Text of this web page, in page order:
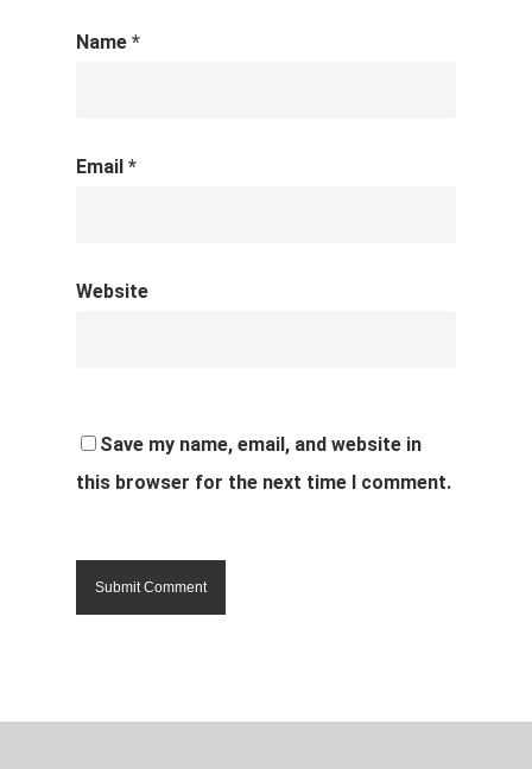
Name *
Email *
Website
Save my name, email, and website in
this browser for the next time I comment.